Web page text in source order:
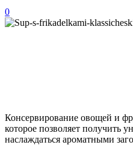
0
Консервирование овощей и
которое позволяет получить
наслаждаться ароматными